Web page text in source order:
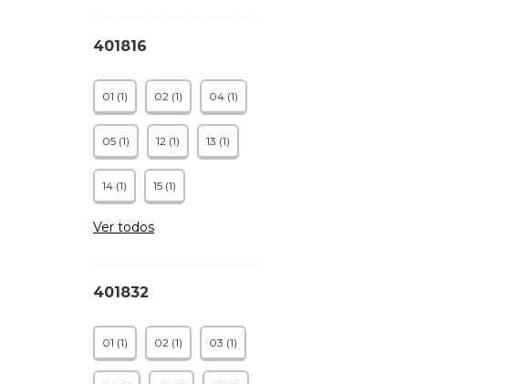
401816
01 (1) 02 (1) 04 (1)
05 (1) 12 (1) 13 (1)
14 (1) 15 (1)
Ver todos
401832
01 (1) 02 (1) 03 (1)